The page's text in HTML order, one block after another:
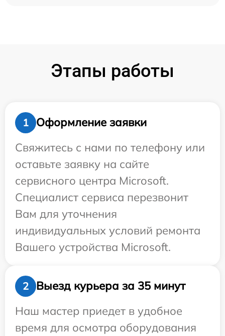
Этапы работы
1
Оформление заявки
Свяжитесь с нами по телефону или
оставьте заявку на сайте
сервисного центра Microsoft.
Специалист сервиса перезвонит
Вам для уточнения
индивидуальных условий ремонта
Вашего устройства Microsoft.
2
Выезд курьера за 35 минут
Наш мастер приедет в удобное
время для осмотра оборудования